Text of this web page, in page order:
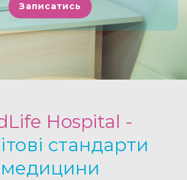
Записатись
Hospital -
стандарти
медицини